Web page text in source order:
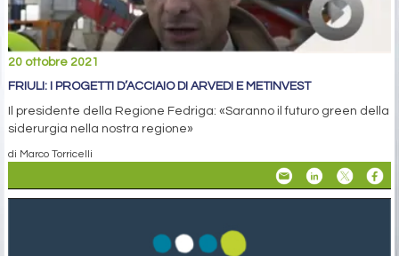
20 ottobre 2021
FRIULI: I PROGETTI D’ACCIAIO DI ARVEDI E METINVEST
Il presidente della Regione Fedriga: «Saranno il futuro green della
siderurgia nella nostra regione»
di Marco Torricelli